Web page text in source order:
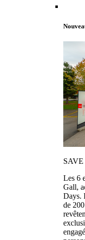
Les 6
Gall,
Days.
de